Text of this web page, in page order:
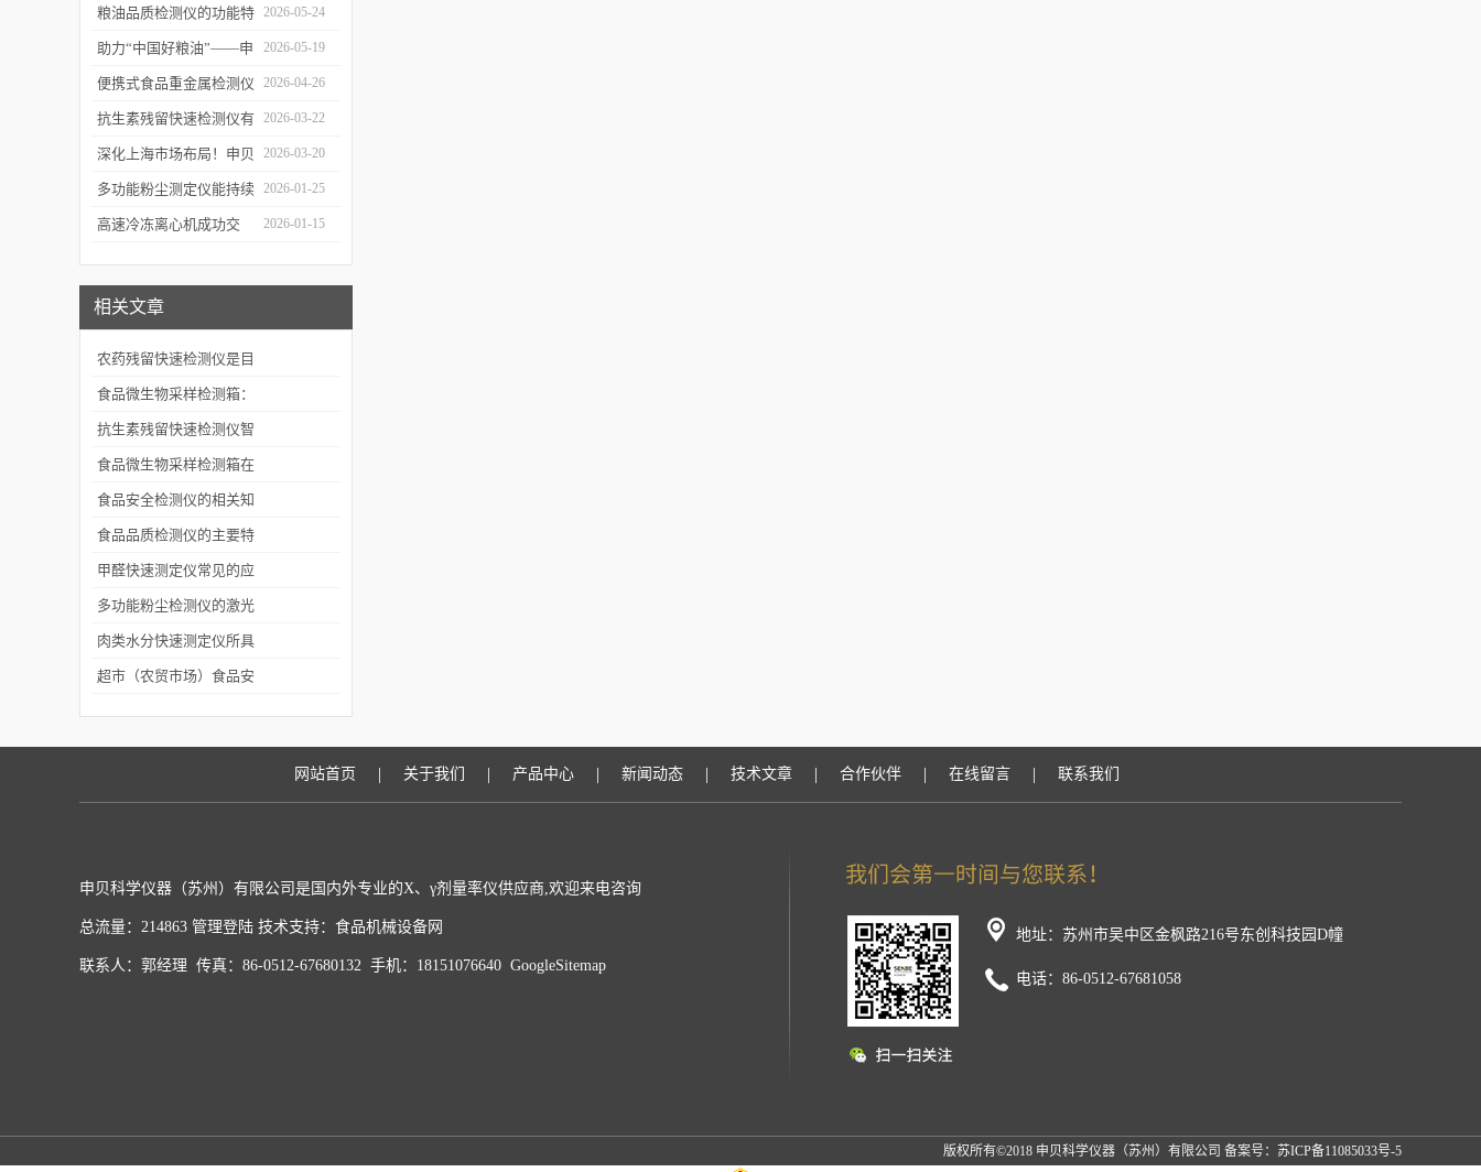
交付某市生态环境执法支
队
据不同肉品的特性切换对
应检测模式
粮油品质检测仪的功能特
点及优势体现
2026-05-24
助力“中国好粮油”——申
贝科学仪器粮油检测仪器
整装发往粮油站
2026-05-19
便携式食品重金属检测仪
有哪些特点值得选择？
2026-04-26
抗生素残留快速检测仪有
哪些优势值得选择？
2026-03-22
深化上海市场布局！申贝
科学仪器水质在线监测仪
成功签约沪上客户
2026-03-20
多功能粉尘测定仪能持续
监测粉尘浓度，实时显示
2026-01-25
高速冷冻离心机成功交 2026-01-15
相关文章
农药残留快速检测仪是目
前灵敏高效的检测仪器
食品微生物采样检测箱：
保障食品安全的工具
抗生素残留快速检测仪智
能化程度高，仪器具有自
检功能
食品微生物采样检测箱在
食品安全中的作用
食品安全检测仪的相关知
识介绍
食品品质检测仪的主要特
点
甲醛快速测定仪常见的应
用场景介绍
多功能粉尘检测仪的激光
散射检测原理详细介绍
肉类水分快速测定仪所具
备的功能及特点
超市（农贸市场）食品安
网站首页 | 关于我们 | 产品中心 | 新闻动态 | 技术文章 | 合作伙伴 | 在线留言 | 联系我们
申贝科学仪器（苏州）有限公司是国内外专业的X、γ剂量率仪供应商,欢迎来电咨询
总流量：214863 管理登陆 技术支持： 食品机械设备网
联系人：郭经理 传真：86-0512-67680132 手机：18151076640 GoogleSitemap
地址：苏州市吴中区金枫路216号东创科技园D幢
电话：86-0512-67681058
版权所有©2018 申贝科学仪器（苏州）有限公司 备案号： 苏ICP备11085033号-5